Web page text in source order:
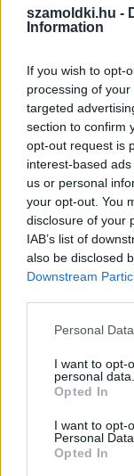
szamoldki.hu -
Information
If you wish to opt-
processing of
targeted
section to confirm
opt-out request is
interest-based
us or personal
your opt-out. You
disclosure of your
IAB’s list of
also be disclosed
Downstream
Please note that
not limited to your
grant or deny
use your data for
consent section.
Personal
I want to opt-
personal data.
Opted In
I want to opt-
Personal Data.
Opted In
7 módszer,
1 éves
mentők és